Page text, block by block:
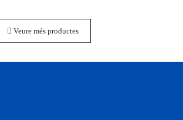
Veure més productes